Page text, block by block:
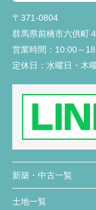
〒371-0804
群馬県前橋市六供町
営業時間： 10:00～
定休日： 水曜日・木
新築・中古一覧
土地一覧